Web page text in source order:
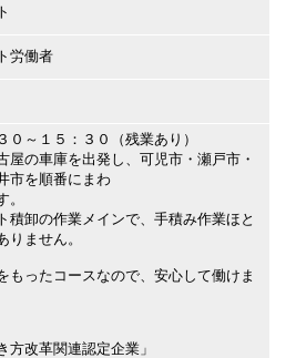
労働者
０～１５：３０（残業あり）
屋の車庫を出発し、可児市・瀬戸市・
市を順番にまわ
。
積卸の作業メインで、手積み作業ほと
りません。
もったコースなので、安心して働けま
方改革関連認定企業」